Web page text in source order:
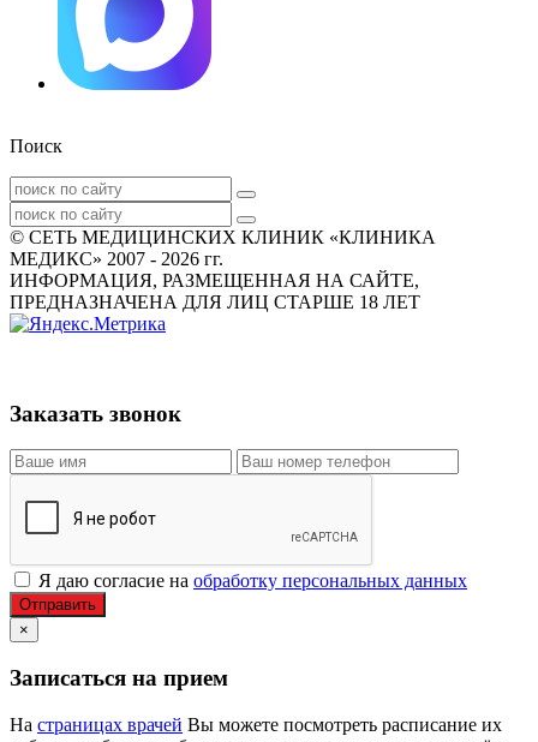
Поиск
© СЕТЬ МЕДИЦИНСКИХ КЛИНИК «КЛИНИКА
МЕДИКС» 2007 - 2026 гг.
ИНФОРМАЦИЯ, РАЗМЕЩЕННАЯ НА САЙТЕ,
ПРЕДНАЗНАЧЕНА ДЛЯ ЛИЦ СТАРШЕ 18 ЛЕТ
Заказать звонок
Я даю согласие на обработку персональных данных
Отправить
×
Записаться на прием
На страницах врачей Вы можете посмотреть расписание их